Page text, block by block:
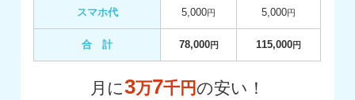
スマホ代 5,000円 5,000円
合 計 78,000円 115,000円
月に3万7千円の安い！